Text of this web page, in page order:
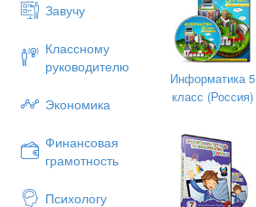
Завучу
Классному
руководителю
Экономика
Финансовая
грамотность
Психологу
Информатика 5
класс (Россия)